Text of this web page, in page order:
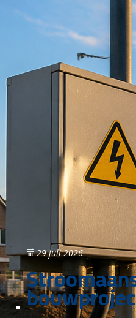
29 juli 2026